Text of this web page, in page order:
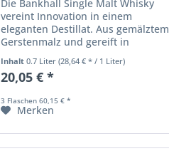
Die Bankhall Single Malt Whisky
vereint Innovation in einem
eleganten Destillat. Aus gemälztem
Gerstenmalz und gereift in
amerikanischen Eichenfässern
entfaltet sich ein komplexes
Geschmacksprofil, welches sowohl
Inhalt 0.7 Liter (28,64 € * / 1 Liter)
20,05 € *
3 Flaschen 60,15 € *
Merken